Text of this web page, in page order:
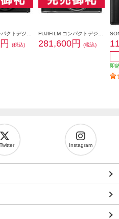
(税込) 281,600円 (税込)
即
Twitter Instagram